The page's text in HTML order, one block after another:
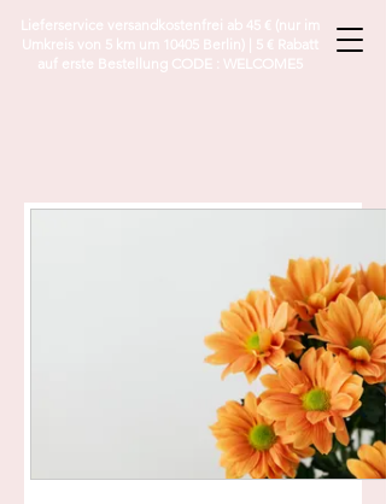
Lieferservice versandkostenfrei ab 45 € (nur im
Umkreis von 5 km um 10405 Berlin) | 5 € Rabatt
auf erste Bestellung CODE : WELCOME5